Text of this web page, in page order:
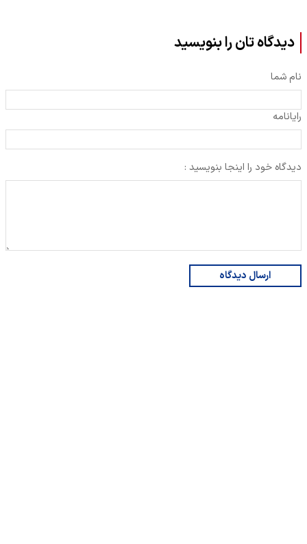
دیدگاه تان را بنویسید
نام شما
رایانامه
دیدگاه خود را اینجا بنویسید :
ارسال دیدگاه